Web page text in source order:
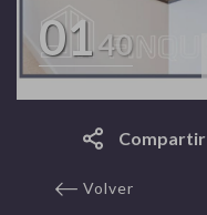
0140
Compartir
Volver